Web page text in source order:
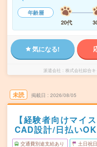
年齢層
20代
気になる!
派遣会社 株式会社綜合
未読 掲載日 2026/08/05
【経験者向けマイ
CAD設計/日払いOK
交通費別途支給あり 土日祝